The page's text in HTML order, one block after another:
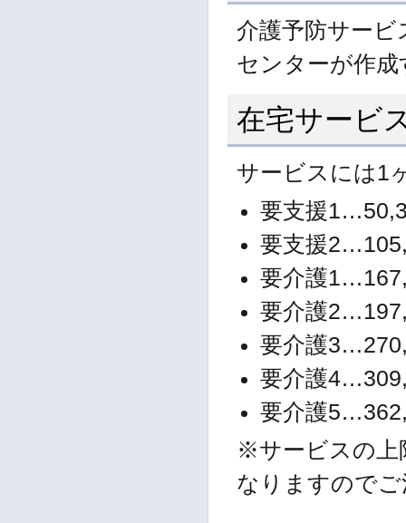
介護予防サービ
センターが作
在宅サービ
サービスには1
要支援
要支援
要介護
要介護
要介護
要介護
要介護
※サービスの上
なりますので